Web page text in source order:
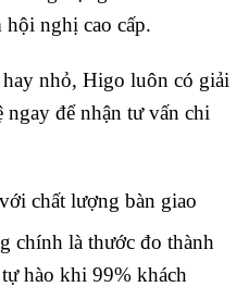
hội nghị cao cấp.
nhỏ, Higo luôn có giải
để nhận tư vấn chi
chất lượng bàn giao
chính là thước đo thành
hào khi 99% khách